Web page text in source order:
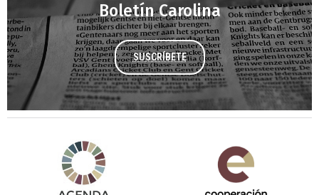
Boletín Carolina
SUSCRÍBETE